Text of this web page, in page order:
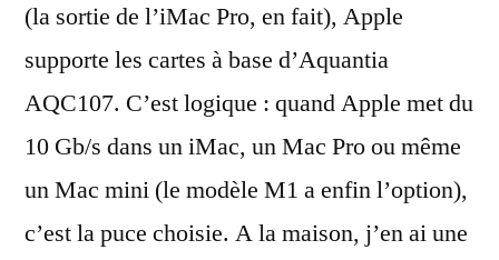
(la sortie de l’iMac Pro, en fait), Apple
supporte les cartes à base d’Aquantia
AQC107. C’est logique : quand Apple met du
10 Gb/s dans un iMac, un Mac Pro ou même
un Mac mini (le modèle M1 a enfin l’option),
c’est la puce choisie. A la maison, j’en ai une